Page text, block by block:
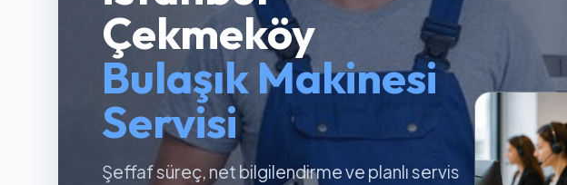
Çekmeköy
Bulaşık Makinesi
Servisi
Şeffaf süreç, net bilgilendirme ve planlı servis